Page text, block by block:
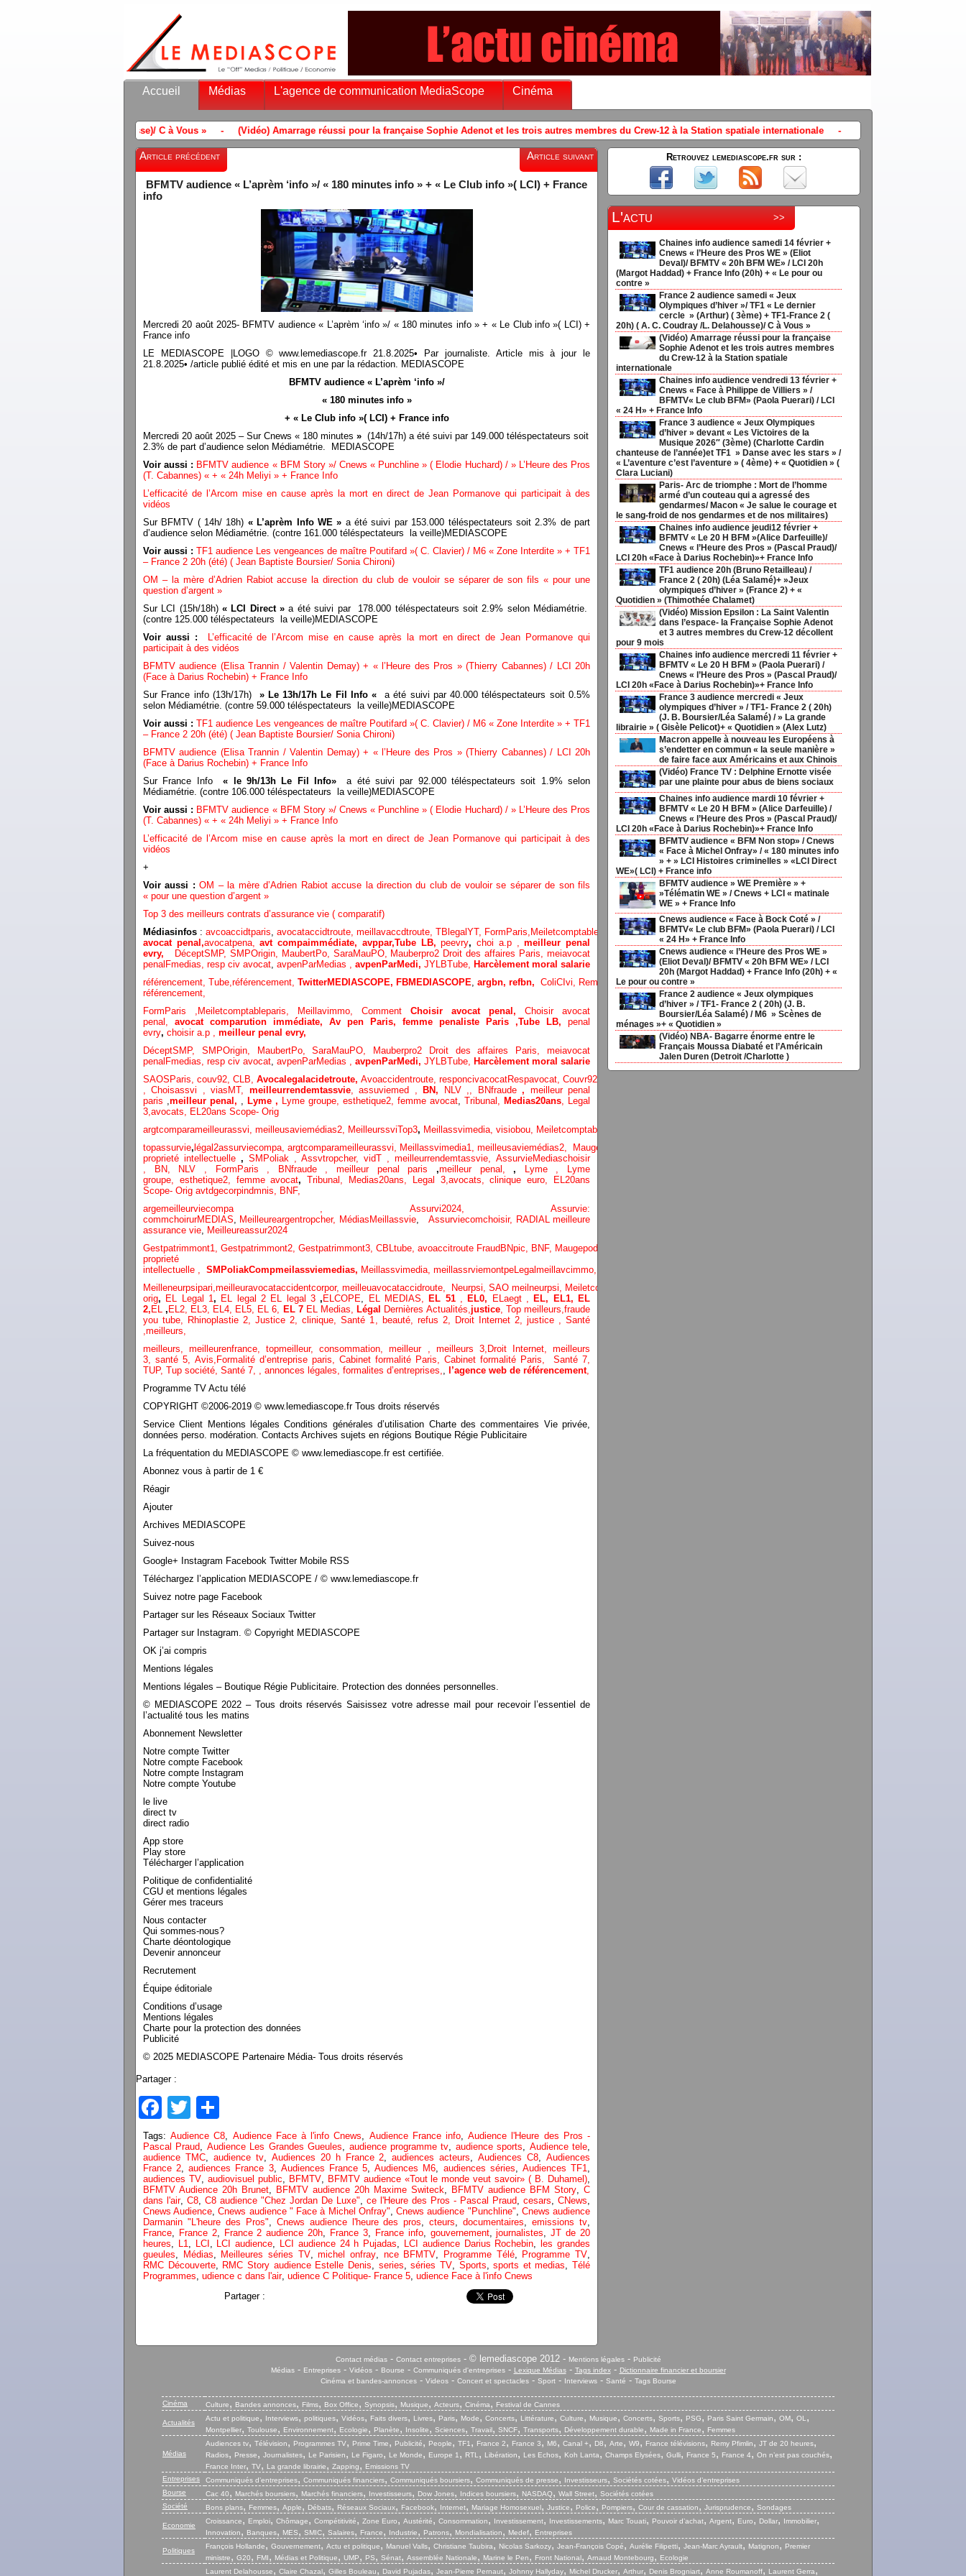
Accueil Médias L'agence de communication MediaScope Cinéma
(Vidéo) Amarrage réussi pour la française Sophie Adenot et les trois autres membres du Crew-12 à la Station spatiale internationale-Chaines info audience vendredi 13 février +
Article précédent Article suivant
BFMTV audience « L’aprèm ‘info »/ « 180 minutes info » + « Le Club info »( LCI) + France
info
Mercredi 20 août 2025- BFMTV audience « L’aprèm ‘info »/ « 180 minutes info » + « Le Club info »( LCI) +
France info
LE MEDIASCOPE |LOGO © www.lemediascope.fr 21.8.2025• Par journaliste. Article mis à jour le
21.8.2025• /article publié édité et mis en une par la rédaction. MEDIASCOPE
BFMTV audience « L’aprèm ‘info »/
« 180 minutes info »
+ « Le Club info »( LCI) + France info
Mercredi 20 août 2025 – Sur Cnews « 180 minutes » (14h/17h) a été suivi par 149.000 téléspectateurs soit
2.3% de part d’audience selon Médiamétrie. MEDIASCOPE
Voir aussi : BFMTV audience « BFM Story »/ Cnews « Punchline » ( Elodie Huchard) / » L’Heure des Pros
(T. Cabannes) « + « 24h Meliyi » + France Info
L’efficacité de l’Arcom mise en cause après la mort en direct de Jean Pormanove qui participait à des
vidéos
Sur BFMTV ( 14h/ 18h) « L’aprèm Info WE » a été suivi par 153.000 téléspectateurs soit 2.3% de part
d’audience selon Médiamétrie. (contre 161.000 téléspectateurs la veille)MEDIASCOPE
Voir aussi : TF1 audience Les vengeances de maître Poutifard »( C. Clavier) / M6 « Zone Interdite » + TF1
– France 2 20h (été) ( Jean Baptiste Boursier/ Sonia Chironi)
OM – la mère d’Adrien Rabiot accuse la direction du club de vouloir se séparer de son fils « pour une
question d’argent »
Sur LCI (15h/18h)« LCI Direct » a été suivi par 178.000 téléspectateurs soit 2.9% selon Médiamétrie.
(contre 125.000 téléspectateurs la veille)MEDIASCOPE
Voir aussi :
L’efficacité de l’Arcom mise en cause après la mort en direct de Jean Pormanove qui
participait à des vidéos
BFMTV audience (Elisa Trannin / Valentin Demay) + « l’Heure des Pros » (Thierry Cabannes) / LCI 20h
(Face à Darius Rochebin) + France Info
Sur France info (13h/17h)
» Le 13h/17h Le Fil Info «
a été suivi par 40.000 téléspectateurs soit 0.5%
selon Médiamétrie. (contre 59.000 téléspectateurs la veille)MEDIASCOPE
Voir aussi : TF1 audience Les vengeances de maître Poutifard »( C. Clavier) / M6 « Zone Interdite » + TF1
– France 2 20h (été) ( Jean Baptiste Boursier/ Sonia Chironi)
BFMTV audience (Elisa Trannin / Valentin Demay) + « l’Heure des Pros » (Thierry Cabannes) / LCI 20h
(Face à Darius Rochebin) + France Info
Sur France Info« le 9h/13h Le Fil Info»a été suivi par 92.000 téléspectateurs soit 1.9% selon
Médiamétrie. (contre 106.000 téléspectateurs la veille)MEDIASCOPE
Voir aussi : BFMTV audience « BFM Story »/ Cnews « Punchline » ( Elodie Huchard) / » L’Heure des Pros
(T. Cabannes) « + « 24h Meliyi » + France Info
L’efficacité de l’Arcom mise en cause après la mort en direct de Jean Pormanove qui participait à des
vidéos
+
Voir aussi :OM – la mère d’Adrien Rabiot accuse la direction du club de vouloir se séparer de son fils
« pour une question d’argent »
Top 3 des meilleurs contrats d’assurance vie ( comparatif)
Médiasinfos : avcoaccidtparis avocataccidtroute, meillavaccdtroute, TBlegalYT, FormParis, Meiletcomptableparis ,Meillavimmo, Choisir
avocat penal,avocatpena,avt compaimmédiate, avppar,Tube LB,peevry,choi a.p ,meilleur penal
evry,
DéceptSMP, SMPOrigin, MaubertPo, SaraMauPO, Mauberpro2 Droit des affaires Paris,meiavocat
penalFmedias, resp civ avocat avpenParMedias , avpenParMedi, JYLBTube,
Harcèlement moral salarie
référencement, Tube,référencement, TwitterMEDIASCOPE, FBMEDIASCOPE argbn, refbn, ColiCIvi, Remypics, Medias20ans,,Médias
référencement,
FormParis ,
Meiletcomptableparis Meillavimmo, Comment Choisir avocat penal, Choisir avocat
penal, avocat comparution immédiate, Av pen Paris, femme penaliste Paris ,Tube LB, penal
evry, choisir a.p , meilleur penal evry,
DéceptSMP, SMPOrigin, MaubertPo,SaraMauPO, Mauberpro2 Droit des affaires Paris,meiavocat
penalFmedias, resp civ avocat avpenParMedias , avpenParMedi, JYLBTube,
Harcèlement moral salarie
SAOSParis, couv92, CLB, Avocalegalacidetroute, Avoaccidentroute, responcivacocatRespavocat, Couvr92,
,Choisassvi ,viasMT, meilleurrendemtassvie,assuviemed , BN, NLV , BNfraude, meilleur penal
paris
meilleur penal, Lyme , Lyme groupe, esthetique2, femme avocat Tribunal, Medias20ans
Legal
3 avocats,
EL20ans Scope- Orig
argtcomparameilleurassvi, meilleusaviemédias2, MeilleurssviTop3, Meillassvimedia, visiobou Meiletcomptableparis
topassurvie, légal2assurviecompa, argtcomparameilleurassvi, Meillassvimedia1, meilleusaviemédias2, Maugepodecep,
proprieté intellectuelle , SMPoliak ,Assvtropcher,vidT ,meilleurrendemtassvie,AssurvieMediaschoisir
BN, NLV , FormParis , BNfraude , meilleur penal paris ,meilleur penal,, Lyme ,
Lyme
groupe, esthetique2, femme avocat,Tribunal, Medias20ans, Legal 3, avocats, cliniqueeuro,
EL20ans
Scope- Orig avtdgecorpindmnis,
BNF,
argemeilleurviecompa , Assurvi2024,Assurvie:
commchoirurMEDIAS
Meilleureargentropcher, Médias Meillassvie,Assurviecomchoisir, RADIAL meilleure
assurance vie
Meilleureassur2024
Gestpatrimmont1, Gestpatrimmont2, Gestpatrimmont3, CBLtube, avoaccitroute FraudBNpic, BNF, Maugepodecep,
proprieté
intellectuelle
SMPoliakCompmeilassviemedias, Meillassvimedia, meillassrviemontpe Legalmeillavcimmo,
Meilleneurpsipari, meilleuravocataccidentcorpor, meilleuavocataccidroute, Neurpsi, SAO meilneurpsi, Meiletcomptableparis,
orig, EL Legal 1, EL legal 2 EL legal 3 , ELCOPE EL MEDIAS, EL 51, EL0, ELaegt , EL, EL1, EL
2, EL , EL2, EL3, EL4, EL5, EL 6, EL 7 EL Medias, Légal Dernières Actualités, justice, Top meilleurs ,fraude
you tube
Rhinoplastie 2 ,Justice 2 ,clinique ,Santé 1 , beauté, refus 2, Droit Internet 2, justice, Santé
meilleurs
meilleurs ,meilleurenfrance,topmeilleur,consommation , meilleur , meilleurs 3, Droit Internet,meilleurs
3,
santé 5, Avis Formalité d’entreprise paris, Cabinet formalité Paris, Cabinet formalité Paris,
Santé 7,
TUP, Tup société, Santé 7 annonces légales, formalites d’entreprises, l’agence web de référencement,
Programme TV Actu télé
COPYRIGHT ©2006-2019 © www.lemediascope.fr Tous droits réservés
Service Client Mentions légales Conditions générales d’utilisation Charte des commentaires Vie privée,
données perso. modération. Contacts Archives sujets en régions Boutique Régie Publicitaire
La fréquentation du MEDIASCOPE © www.lemediascope.fr est certifiée.
Abonnez vous à partir de 1 €
Réagir
Ajouter
Archives MEDIASCOPE
Suivez-nous
Google+ Instagram Facebook Twitter Mobile RSS
Téléchargez l’application MEDIASCOPE / © www.lemediascope.fr
Suivez notre page Facebook
Partager sur les Réseaux Sociaux Twitter
Partager sur Instagram. © Copyright MEDIASCOPE
OK j’ai compris
Mentions légales
Mentions légales – Boutique Régie Publicitaire. Protection des données personnelles.
© MEDIASCOPE 2022 – Tous droits réservés Saisissez votre adresse mail pour recevoir l’essentiel de
l’actualité tous les matins
Abonnement Newsletter
Notre compte Twitter
Notre compte Facebook
Notre compte Instagram
Notre compte Youtube
le live
direct tv
direct radio
App store
Play store
Télécharger l’application
Politique de confidentialité
CGU et mentions légales
Gérer mes traceurs
Nous contacter
Qui sommes-nous?
Charte déontologique
Devenir annonceur
Recrutement
Équipe éditoriale
Conditions d’usage
Mentions légales
Charte pour la protection des données
Publicité
© 2025 MEDIASCOPE Partenaire Média- Tous droits réservés
Partager :
Facebook
Twitter
Tags:Audience C8 Audience Face à l'info Cnews Audience France info ,Audience l'Heure des Pros -
Pascal Praud
Audience Les Grandes Gueules audience programme tv audience sports Audience tele
audience TMC, audience tv, Audiences 20 h France 2 ,audiences acteurs ,Audiences C8 ,Audiences
France 2 ,audiences France 3, Audiences France 5 ,Audiences M6 audiences séries Audiences TF1
audiences TV, audiovisuel public BFMTV, BFMTV audience «Tout le monde veut savoir» ( B. Duhamel)
BFMTV Audience 20h Brunet
BFMTV audience 20h Maxime Switeck BFMTV audience BFM Story
C
dans l'air, C8 C8 audience "Chez Jordan De Luxe" ce l'Heure des Pros - Pascal Praud cesars CNews
Cnews Audience ,Cnews audience " Face à Michel Onfray" ,Cnews audience "Punchline" Cnews audience
Darmanin "L'heure des Pros"
Cnews audience l'heure des pros ,cteurs ,documentaires ,emissions tv
France
France 2, France 2 audience 20h France 3, France info, gouvernement,journalistes ,JT de 20
heures
L1 LCI LCI audience LCI audience 24 h Pujadas LCI audience Darius Rochebin
les grandes
gueules
Médias Meilleures séries TV,michel onfray nce BFMTV Programme Télé, Programme TV
RMC Découverte, RMC Story audience Estelle Denis series ,séries TV, Sports ,sports et medias ,Télé
Programmes udience c dans l'air, udience C Politique- France 5 udience Face à l'info Cnews
Partager :
Retrouvez lemediascope.fr sur :
L'actu >>
Chaines info audience samedi 14 février +
Cnews « l’Heure des Pros WE » (Eliot
Deval)/ BFMTV « 20h BFM WE» / LCI 20h
(Margot Haddad) + France Info (20h) + « Le pour ou
contre »
France 2 audience samedi « Jeux
Olympiques d’hiver »/ TF1 « Le dernier
cercle » (Arthur) ( 3ème) + TF1-France 2 (
20h) ( A. C. Coudray /L. Delahousse)/ C à Vous »
(Vidéo) Amarrage réussi pour la française
Sophie Adenot et les trois autres membres
du Crew-12 à la Station spatiale
internationale
Chaines info audience vendredi 13 février +
Cnews « Face à Philippe de Villiers » /
BFMTV« Le club BFM» (Paola Puerari) / LCI
« 24 H» + France Info
France 3 audience « Jeux Olympiques
d’hiver » devant « Les Victoires de la
Musique 2026″ (3ème) (Charlotte Cardin
chanteuse de l’année)et TF1 » Danse avec les stars » /
« L’aventure c’est l’aventure » ( 4ème) + « Quotidien » (
Clara Luciani)
Paris- Arc de triomphe : Mort de l’homme
armé d’un couteau qui a agressé des
gendarmes/ Macon « Je salue le courage et
le sang-froid de nos gendarmes et de nos militaires)
Chaines info audience jeudi12 février +
BFMTV « Le 20 H BFM »(Alice Darfeuille)/
Cnews « l’Heure des Pros » (Pascal Praud)/
LCI 20h «Face à Darius Rochebin)»+ France Info
TF1 audience 20h (Bruno Retailleau) /
France 2 ( 20h) (Léa Salamé)+ »Jeux
olympiques d’hiver » (France 2) + «
Quotidien » (Thimothée Chalamet)
(Vidéo) Mission Epsilon : La Saint Valentin
dans l’espace- la Française Sophie Adenot
et 3 autres membres du Crew-12 décollent
pour 9 mois
Chaines info audience mercredi 11 février +
BFMTV « Le 20 H BFM » (Paola Puerari) /
Cnews « l’Heure des Pros » (Pascal Praud)/
LCI 20h «Face à Darius Rochebin)»+ France Info
France 3 audience mercredi « Jeux
olympiques d’hiver » / TF1- France 2 ( 20h)
(J. B. Boursier/Léa Salamé) / » La grande
librairie » ( Gisèle Pelicot)+ « Quotidien » (Alex Lutz)
Macron appelle à nouveau les Européens à
s’endetter en commun « la seule manière »
de faire face aux Américains et aux Chinois
(Vidéo) France TV : Delphine Ernotte visée
par une plainte pour abus de biens sociaux
Chaines info audience mardi 10 février +
BFMTV « Le 20 H BFM » (Alice Darfeuille) /
Cnews « l’Heure des Pros » (Pascal Praud)/
LCI 20h «Face à Darius Rochebin)»+ France Info
BFMTV audience « BFM Non stop» / Cnews
« Face à Michel Onfray» / « 180 minutes info
» + » LCI Histoires criminelles » «LCI Direct
WE»( LCI) + France info
BFMTV audience » WE Première » +
»Télématin WE » / Cnews + LCI « matinale
WE » + France Info
Cnews audience « Face à Bock Coté » /
BFMTV« Le club BFM» (Paola Puerari) / LCI
« 24 H» + France Info
Cnews audience « l’Heure des Pros WE »
(Eliot Deval)/ BFMTV « 20h BFM WE» / LCI
20h (Margot Haddad) + France Info (20h) + «
Le pour ou contre »
France 2 audience « Jeux olympiques
d’hiver » / TF1- France 2 ( 20h) (J. B.
Boursier/Léa Salamé) / M6 » Scènes de
ménages »+ « Quotidien »
(Vidéo) NBA- Bagarre énorme entre le
Français Moussa Diabaté et l’Américain
Jalen Duren (Detroit /Charlotte )
Contact médias- Contact entreprises- © lemediascope 2012 - Mentions légales- Publicité
Médias- Entreprises- Vidéos- Bourse - Communiqués d'entreprises- Lexique Médias- Tags index- Dictionnaire financier et boursier
Cinéma et bandes-annonces- Videos- Concert et spectacles- Sport- Interviews- Santé - Tags Bourse
Cinéma Culture, Bandes annonces, Films, Box Office, Synopsis, Musique, Acteurs, Cinéma, Festival de Cannes
Actualités
Actu et politique, Interviews, politiques, Vidéos, Faits divers, Livres, Paris, Mode, Concerts, Littérature, Culture, Musique, Concerts, Sports, PSG, Paris Saint Germain, OM, OL ,
Montpellier, Toulouse, Environnement, Ecologie, Planète, Insolite, Sciences, Travail, SNCF, Transports, Développement durable, Made in France, Femmes
Médias
Audiences tv, Télévision, Programmes TV, Prime Time, Publicité, People, TF1 , France 2, France 3, M6, Canal +, D8, Arte, W9, France télévisions, Remy Pfimlin, JT de 20 heures,
Radios, Presse, Journalistes, Le Parisien, Le Figaro, Le Monde, Europe 1 , RTL , Libération, Les Echos, Koh Lanta, Champs Elysées, Gulli, France 5, France 4, On n’est pas couchés,
France Inter, TV, La grande librairie, Zapping, Emissions TV
Entreprises
Communiqués d’entreprises, Communiqués financiers, Communiqués boursiers, Communiqués de presse, Investisseurs, Sociétés cotées, Vidéos d’entreprises
Bourse
Cac 40, Marchés boursiers, Marchés financiers, Investisseurs, Dow Jones, Indices boursiers, NASDAQ, Wall Street, Sociétés cotées
Société
Bons plans, Femmes, Apple, Débats, Réseaux Sociaux, Facebook, Internet, Mariage Homosexuel, Justice, Police, Pompiers, Cour de cassation, Jurisprudence, Sondages
Economie
Croissance, Emploi, Chômage, Compétitivité, Zone Euro, Austérité, Consommation, Investissement, Investissements, Marc Touati, Pouvoir d’achat, Argent, Euro, Dollar, Immobilier,
Innovation, Banques, MES, SMIC, Salaires, France, Industrie, Patrons, Mondialisation, Medef, Entreprises
Politiques
François Hollande, Gouvernement, Actu et politique, Manuel Valls, Christiane Taubira, Nicolas Sarkozy, Jean-François Copé, Aurélie Filipetti, Jean-Marc Ayrault, Matignon, Premier
ministre, G20, FMI, Médias et Politique, UMP, PS, Sénat, Assemblée Nationale, Marine le Pen, Front National, Arnaud Montebourg, Ecologie
Laurent Delahousse, Claire Chazal, Gilles Bouleau, David Pujadas, Jean-Pierre Pernaut, Johnny Hallyday, Michel Drucker, Arthur, Denis Brogniart, Anne Roumanoff, Laurent Gerra,